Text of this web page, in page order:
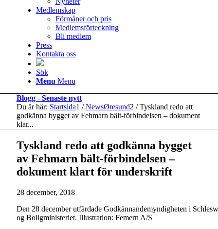
Medlemskap
Förmåner och pris
Medlemsförteckning
Bli medlem
Press
Kontakta oss
Sök
Menu Menu
Blogg - Senaste nytt
Du är här: Startsida1 / NewsØresund2 / Tyskland redo att
godkänna bygget av Fehmarn bält-förbindelsen – dokument
klar...
Tyskland redo att godkänna bygget
av Fehmarn bält-förbindelsen –
dokument klart för underskrift
28 december, 2018
Den 28 december utfärdade Godkännandemyndigheten i
og Boligministeriet. Illustration: Femern A/S